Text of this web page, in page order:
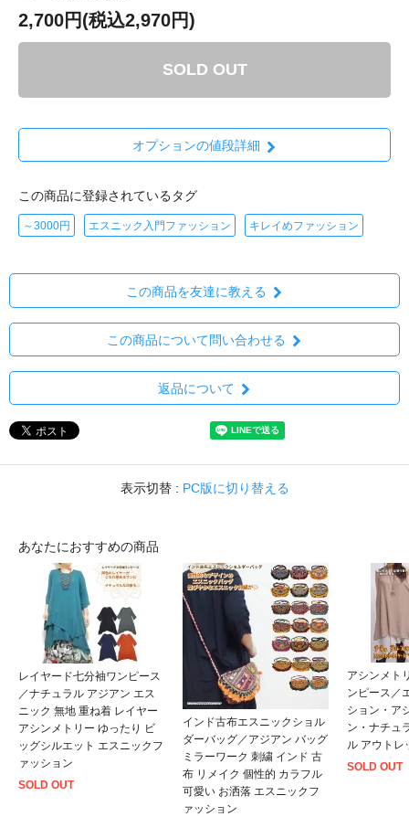
2,700円(税込2,970円)
SOLD OUT
オプションの値段詳細
この商品に登録されているタグ
～3000円 エスニック入門ファッション キレイめファッション
この商品を友達に教える
この商品について問い合わせる
返品について
表示切替 : PC版に切り替える
あなたにおすすめの商品
レイヤード七分袖ワンピース
／ナチュラル アジアン エス
ニック 無地 重ね着 レイヤー
アシンメトリー ゆったり ビ
ッグシルエット エスニックフ
ァッション
SOLD OUT
インド古布エスニックショル
ダーバッグ／アジアン バッグ
ミラーワーク 刺繍 インド 古
布 リメイク 個性的 カラフル
可愛い お洒落 エスニックフ
ァッション
アシンメト
ンピース／
ション・ア
ン・ナチュ
ル アウトレ
SOLD OUT